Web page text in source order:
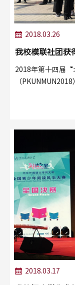
2018.03.26
我校模联社团获
2018年第十四届“
（
2018.03.17